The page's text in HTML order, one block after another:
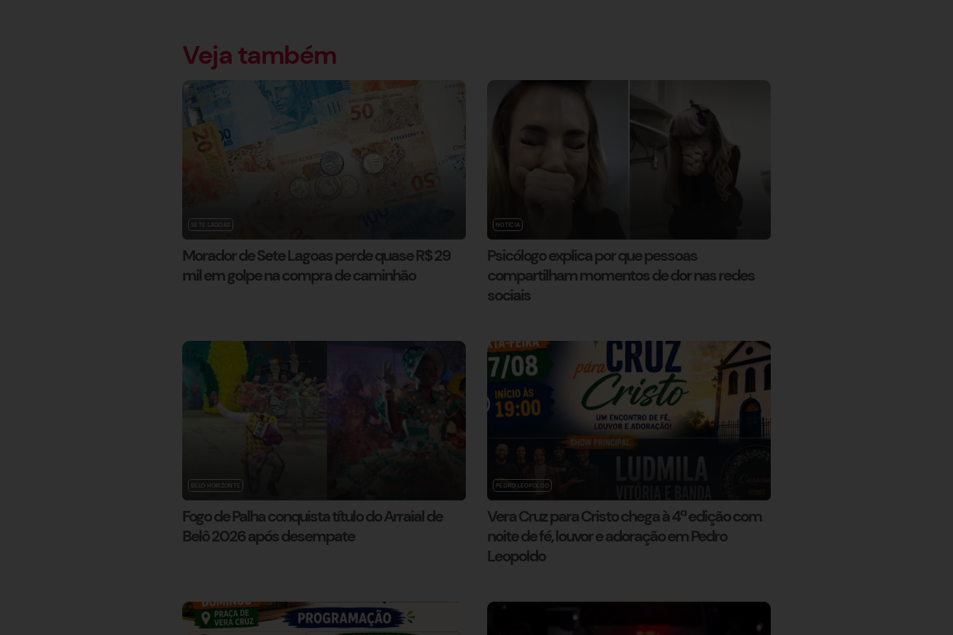
Veja também
SETE LAGOAS
Morador de Sete Lagoas perde quase R$ 29
mil em golpe na compra de caminhão
NOTÍCIA
Psicólogo explica por que pessoas
compartilham momentos de dor nas redes
sociais
BELO HORIZONTE
Fogo de Palha conquista título do Arraial de
Belô 2026 após desempate
PEDRO LEOPOLDO
Vera Cruz para Cristo chega à 4ª edição com
noite de fé, louvor e adoração em Pedro
Leopoldo